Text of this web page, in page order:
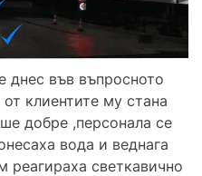
днес във въпросното
клиентите му стана
добре ,персонала се
вода и веднага
реагираха светкавично